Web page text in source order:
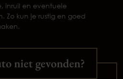
inruil en eventuele
Zo kun je rustig en goed
niet gevonden?